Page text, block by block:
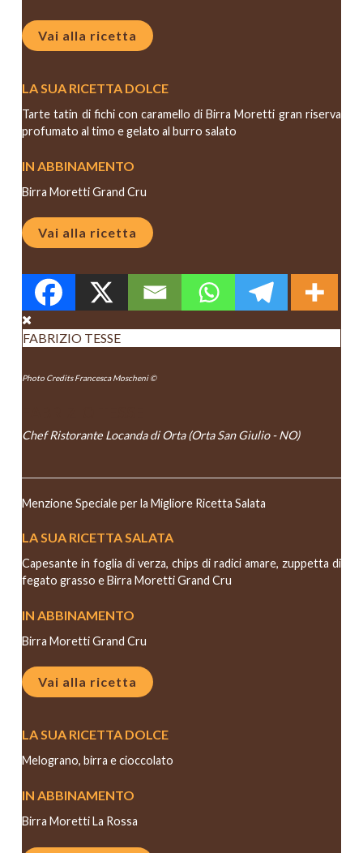
Vai alla ricetta
LA SUA RICETTA DOLCE
Tarte tatin di fichi con caramello di Birra Moretti gran riserva
profumato al timo e gelato al burro salato
IN ABBINAMENTO
Birra Moretti Grand Cru
Vai alla ricetta
FABRIZIO TESSE
Photo Credits Francesca Moscheni ©
Chef Ristorante Locanda di Orta (Orta San Giulio - NO)
Menzione Speciale per la Migliore Ricetta Salata
LA SUA RICETTA SALATA
Capesante in foglia di verza, chips di radici amare, zuppetta di
fegato grasso e Birra Moretti Grand Cru
IN ABBINAMENTO
Birra Moretti Grand Cru
Vai alla ricetta
LA SUA RICETTA DOLCE
Melograno, birra e cioccolato
IN ABBINAMENTO
Birra Moretti La Rossa